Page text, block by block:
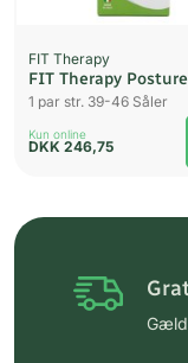
FIT Therapy
FIT Therapy
1 par str. 39-46 Såler
Kun online
DKK 246,75